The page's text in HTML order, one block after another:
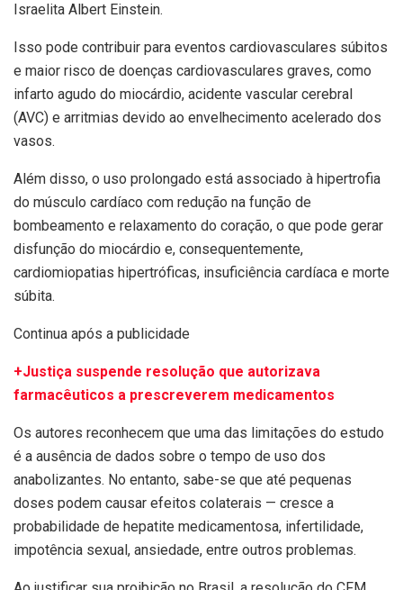
Israelita Albert Einstein.
Isso pode contribuir para eventos cardiovasculares súbitos
e maior risco de doenças cardiovasculares graves, como
infarto agudo do miocárdio, acidente vascular cerebral
(AVC) e arritmias devido ao envelhecimento acelerado dos
vasos.
Além disso, o uso prolongado está associado à hipertrofia
do músculo cardíaco com redução na função de
bombeamento e relaxamento do coração, o que pode gerar
disfunção do miocárdio e, consequentemente,
cardiomiopatias hipertróficas, insuficiência cardíaca e morte
súbita.
Continua após a publicidade
+Justiça suspende resolução que autorizava
farmacêuticos a prescreverem medicamentos
Os autores reconhecem que uma das limitações do estudo
é a ausência de dados sobre o tempo de uso dos
anabolizantes. No entanto, sabe-se que até pequenas
doses podem causar efeitos colaterais — cresce a
probabilidade de hepatite medicamentosa, infertilidade,
impotência sexual, ansiedade, entre outros problemas.